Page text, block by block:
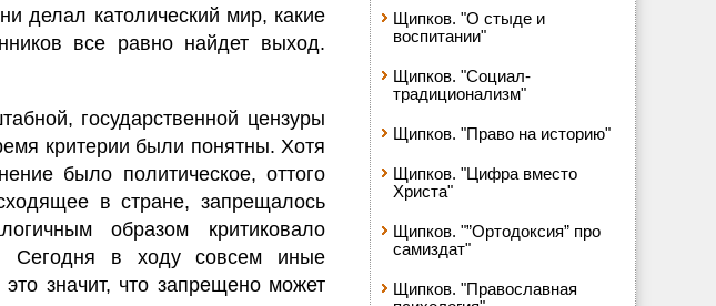
делал католический мир, какие
все равно найдет выход.
государственной цензуры
критерии были понятны. Хотя
было политическое, оттого
в стране, запрещалось
образом критиковало
Сегодня в ходу совсем иные
значит, что запрещено может
Щипков. "О стыде и
воспитании"
Щипков. "Социал-
традиционализм"
Щипков. "Право на историю"
Щипков. "Цифра вместо
Христа"
Щипков. "”Ортодоксия” про
самиздат"
Щипков. "Православная